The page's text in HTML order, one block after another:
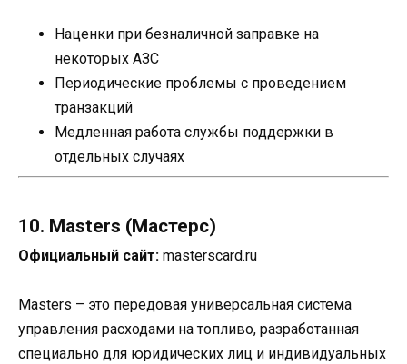
Наценки при безналичной заправке на
некоторых АЗС
Периодические проблемы с проведением
транзакций
Медленная работа службы поддержки в
отдельных случаях
10. Masters (Мастерс)
Официальный сайт: masterscard.ru
Masters – это передовая универсальная система
управления расходами на топливо, разработанная
специально для юридических лиц и индивидуальных